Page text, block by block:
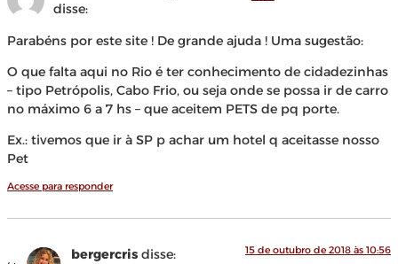
disse:
Parabéns por este site ! De grande ajuda ! Uma sugestão:
O que falta aqui no Rio é ter conhecimento de cidadezinhas
– tipo Petrópolis, Cabo Frio, ou seja onde se possa ir de carro
no máximo 6 a 7 hs – que aceitem PETS de pq porte.
Ex.: tivemos que ir à SP p achar um hotel q aceitasse nosso
Pet
Acesse para responder
bergercris disse: 15 de outubro de 2018 às 10:56